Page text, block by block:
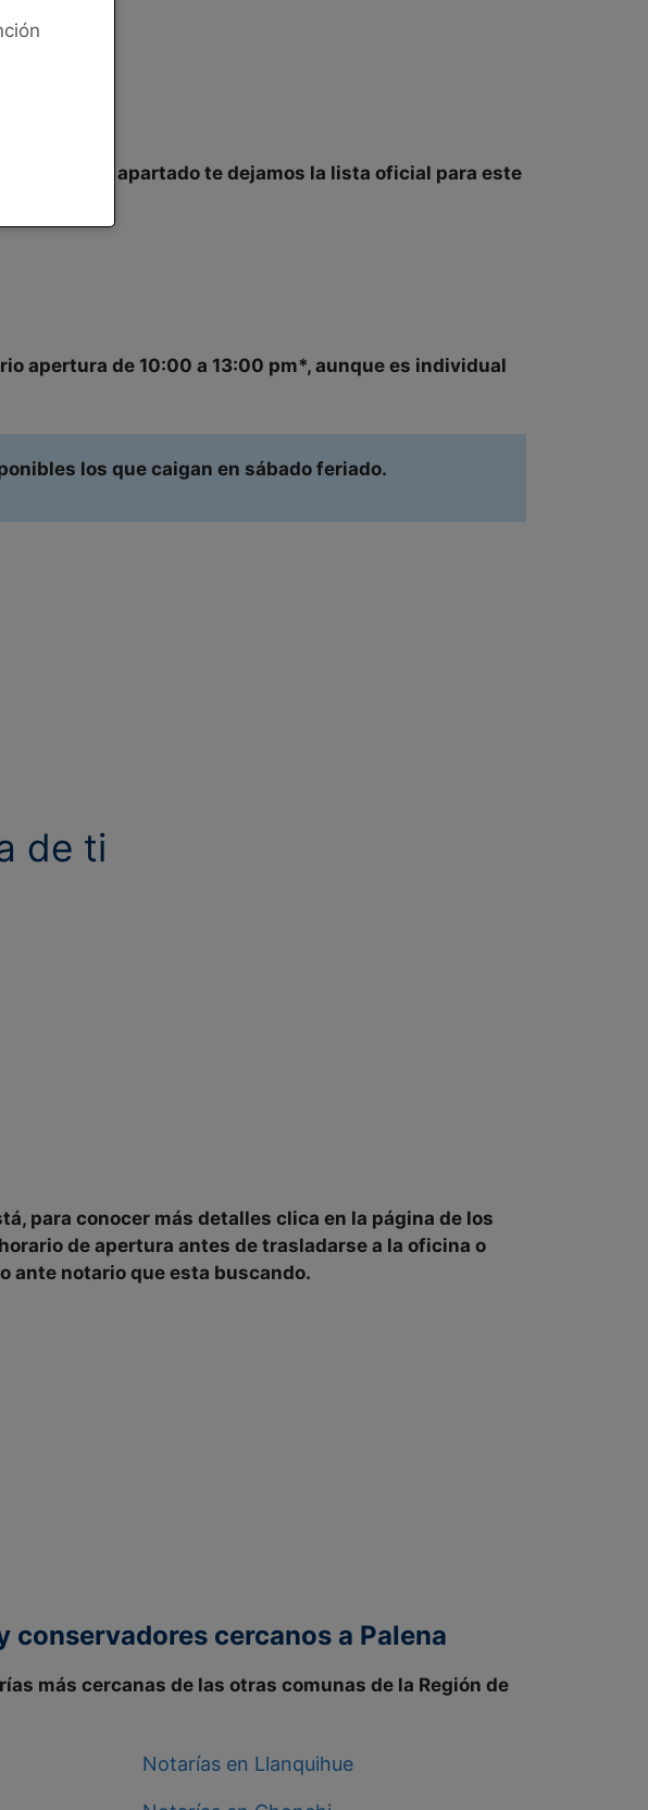
en este apartado te dejamos la lista oficial para este
apertura de 10:00 a 13:00 pm*, aunque es individual
los que caigan en sábado feriado.
de ti
, para conocer más detalles clica en la página de los
horario de apertura antes de trasladarse a la oficina o
ante notario que esta buscando.
conservadores cercanos a Palena
más cercanas de las otras comunas de la Región de
Notarías en Llanquihue